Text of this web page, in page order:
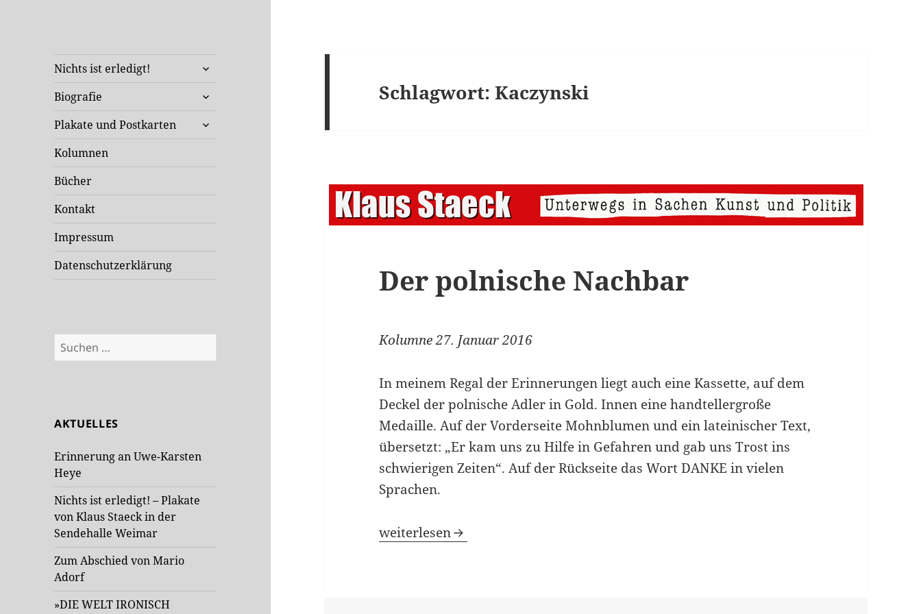
Klaus Staeck
Unterwegs in Sachen Kunst
Nichts ist erledigt!
untermenü
Biografie
untermenü
Plakate und Postkarten
untermenü
Kolumnen
Bücher
Kontakt
Impressum
Datenschutzerklärung
Suchen
nach:
AKTUELLES
Erinnerung an Uwe-Karsten
Heye
Nichts ist erledigt! – Plakate
von Klaus Staeck in der
Sendehalle Weimar
Zum Abschied von Mario
Adorf
»DIE WELT IRONISCH
Schlagwort:Kaczynski
Der polnische Nachbar
Kolumne 27. Januar 2016
In meinem Regal der Erinnerungen liegt auch eine Kassette, auf dem
Deckel der polnische Adler in Gold. Innen eine handtellergroße
Medaille. Auf der Vorderseite Mohnblumen und ein lateinischer Text,
übersetzt: „Er kam uns zu Hilfe in Gefahren und gab uns Trost ins
schwierigen Zeiten“. Auf der Rückseite das Wort DANKE in vielen
Sprachen.
Der polnische Nachbar
weiterlesen